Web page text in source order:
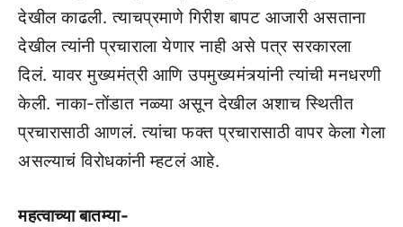
देखील काढली. त्याचप्रमाणे गिरीश बापट आजारी असताना
देखील त्यांनी प्रचाराला येणार नाही असे पत्र सरकारला
दिलं. यावर मुख्यमंत्री आणि उपमुख्यमंत्र्यांनी त्यांची मनधरणी
केली. नाका-तोंडात नळ्या असून देखील अशाच स्थितीत
प्रचारासाठी आणलं. त्यांचा फक्त प्रचारासाठी वापर केला गेला
असल्याचं विरोधकांनी म्हटलं आहे.
महत्वाच्या बातम्या-